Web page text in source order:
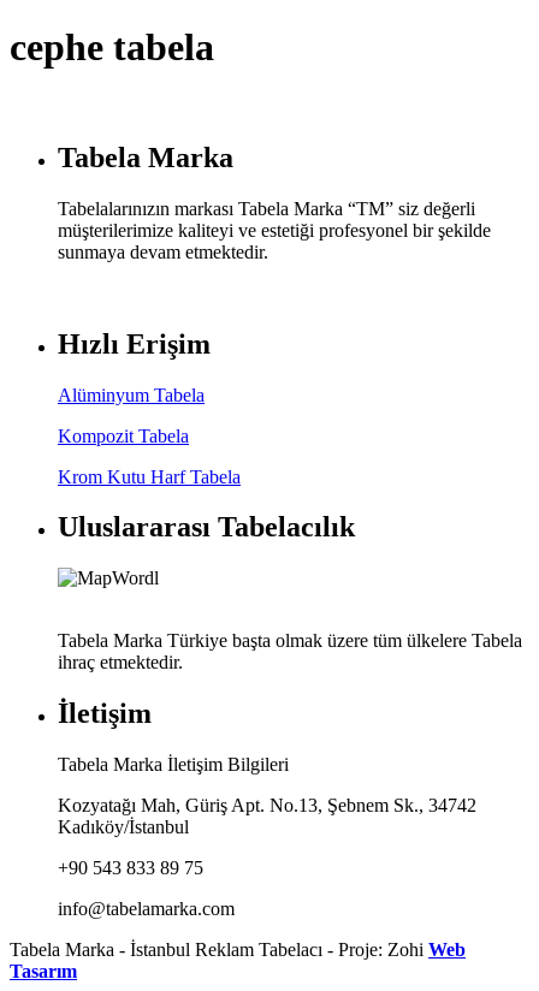
cephe tabela
Tabela Marka
Tabelalarınızın markası Tabela Marka “TM” siz değerli
müşterilerimize kaliteyi ve estetiği profesyonel bir şekilde
sunmaya devam etmektedir.
Hızlı Erişim
Alüminyum Tabela
Kompozit Tabela
Krom Kutu Harf Tabela
Uluslararası Tabelacılık
Tabela Marka Türkiye başta olmak üzere tüm ülkelere Tabela
ihraç etmektedir.
İletişim
Tabela Marka İletişim Bilgileri
Kozyatağı Mah, Güriş Apt. No.13, Şebnem Sk., 34742
Kadıköy/İstanbul
+90 543 833 89 75
info@tabelamarka.com
Tabela Marka - İstanbul Reklam Tabelacı - Proje: Zohi Web
Tasarım